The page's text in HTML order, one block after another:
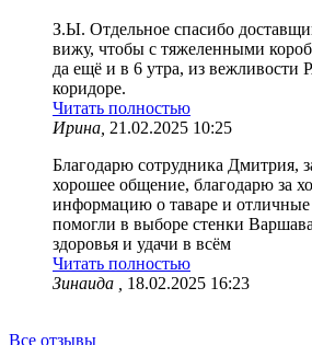
З.Ы. Отдельное спасибо
вижу, чтобы с тяжеленными
да ещё и в 6 утра, из
коридоре.
Читать полностью
Ирина, 21.02.2025 10:25
Благодарю сотрудника Дмитрия,
хорошее общение, благодарю за
информацию о таваре и отличные
помогли в выборе стенки
здоровья и удачи в всём
Читать полностью
Зинаида ,
18.02.2025 16:23
Все отзывы